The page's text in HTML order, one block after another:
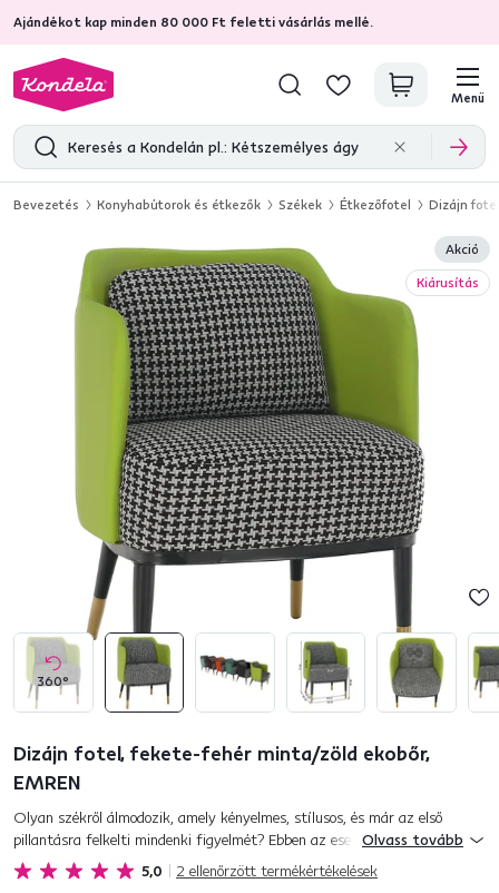
Ajándékot kap minden 80 000 Ft feletti vásárlás mellé.
4,7 31 333 ellenőrzött termékértékelések
Menü
Bevezetés Konyhabútorok és étkezők Székek Étkezőfotel Dizájn
360°
Akció
Kiárusítás
Dizájn fotel, fekete-fehér minta/zöld ekobőr,
EMREN
5,0 2 ellenőrzött termékértékelések
Olyan székről álmodozik, amely kényelmes, stílusos, és már az első
pillantásra felkelti mindenki figyelmét? Ebben az esetben az Emren fotel
a legjobb választás az étkezőbe vagy a nappaliba. Az...
Olvass tovább